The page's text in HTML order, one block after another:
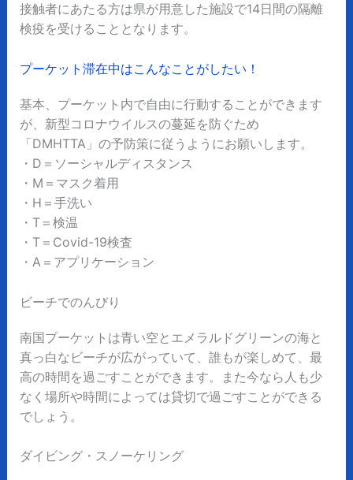
接触者にあたる方は県が用意した施設で14日間の隔離
検疫を受けることとなります。
プーケット滞在中はこんなことがしたい！
基本、プーケット内で自由に行動することができます
が、新型コロナウイルスの蔓延を防ぐため
「DMHTTA」の予防策に従うようにお願いします。
・D＝ソーシャルディスタンス
・M＝マスク着用
・H＝手洗い
・T＝検温
・T＝Covid-19検査
・A＝アプリケーション
ビーチでのんびり
南国プーケットは青い空とエメラルドグリーンの海と
真っ白なビーチが広がっていて、誰もが楽しめて、最
高の時間を過ごすことができます。また今なら人も少
なく場所や時間によっては貸切で過ごすことができる
でしょう。
ダイビング・スノーケリング